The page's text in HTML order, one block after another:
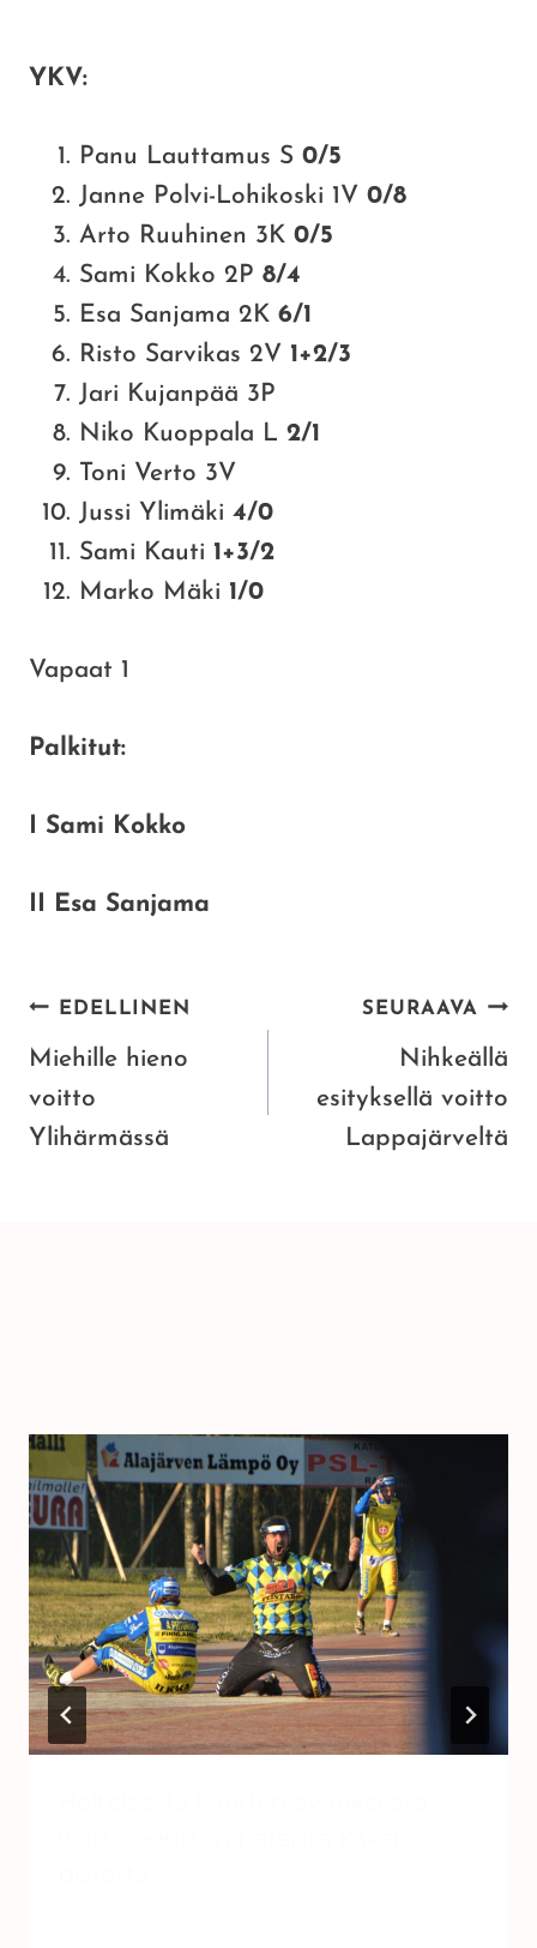
YKV:
Panu Lauttamus S 0/5
Janne Polvi-Lohikoski 1V 0/8
Arto Ruuhinen 3K 0/5
Sami Kokko 2P 8/4
Esa Sanjama 2K 6/1
Risto Sarvikas 2V 1+2/3
Jari Kujanpää 3P
Niko Kuoppala L 2/1
Toni Verto 3V
Jussi Ylimäki 4/0
Sami Kauti 1+3/2
Marko Mäki 1/0
Vapaat 1
Palkitut:
I Sami Kokko
II Esa Sanjama
ARTIKKELIEN
SELAUS
EDELLINEN
Miehille hieno
voitto
Ylihärmässä
SEURAAVA
Nihkeällä
esityksellä voitto
Lappajärveltä